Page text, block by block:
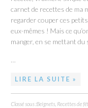
carnet de recettes de ma
regarder couper ces
eux-mêmes ! Mais ce
manger, en se mettant du
…
LIRE LA SUITE »
Classé sous :Beignets Recettes de